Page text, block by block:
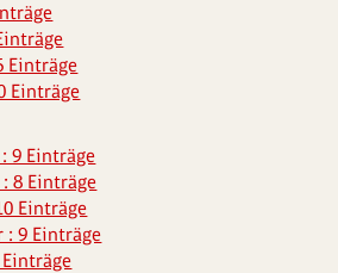
Einträge
Einträge
9 Einträge
8 Einträge
Einträge
: 9 Einträge